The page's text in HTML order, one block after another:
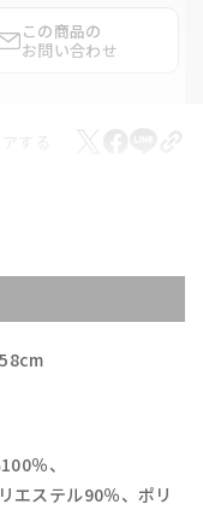
この商品の
お問い合わせ
％、
エステル90％、ポリ